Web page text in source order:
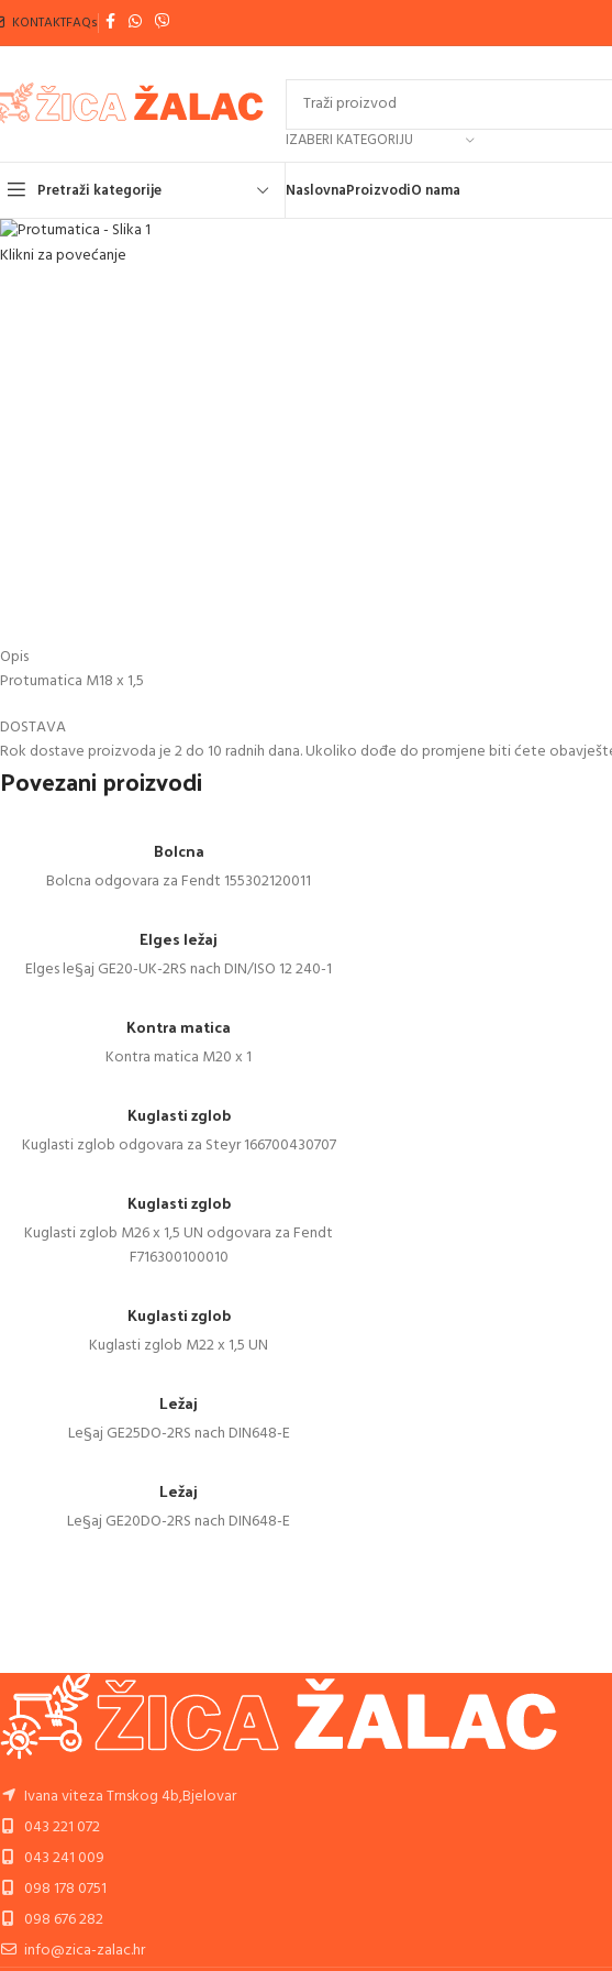
KONTAKTFAQs
IZABERI KATEGORIJU
Pretraži kategorije NaslovnaProizvodiO nama
Klikni za povećanje
Opis
Protumatica M18 x 1,5
DOSTAVA
Rok dostave proizvoda je 2 do 10 radnih dana. Ukoliko dođe do promjene biti ćete
Povezani proizvodi
Bolcna
Bolcna odgovara za Fendt 155302120011
Elges ležaj
Elges le§aj GE20-UK-2RS nach DIN/ISO 12 240-1
Kontra matica
Kontra matica M20 x 1
Kuglasti zglob
Kuglasti zglob odgovara za Steyr 166700430707
Kuglasti zglob
Kuglasti zglob M26 x 1,5 UN odgovara za Fendt
F716300100010
Kuglasti zglob
Kuglasti zglob M22 x 1,5 UN
Ležaj
Le§aj GE25DO-2RS nach DIN648-E
Ležaj
Le§aj GE20DO-2RS nach DIN648-E
Ivana viteza Trnskog 4b,Bjelovar
043 221 072
043 241 009
098 178 0751
098 676 282
info@zica-zalac.hr